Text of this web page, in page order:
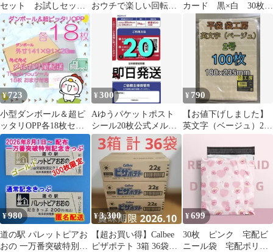
セット お試しセッ
ト A4サイズ
33cm*26cm フタ4cm
梱包資材 宅配ビニー
ル袋 ポリ袋 ラッピ
ング ワンタッチ カ
ラー
おウチで楽しい回転寿
司 D-6755
カード 黒×白 30枚
シンプル【匿名配送】2
枚おまけします
¥723
小型ダンボール＆超ピ
ッタリOPP各18枚セッ
ト 小物 梱包資材0805
¥300
Aゆうパケットポスト
シール20枚公式メルカ
リストアゆうゆうメル
カリ便資材
¥ 790
【お値下げしました】
英文字（ベージュ）2号
（大サイズ）100枚
¥980
道の駅 パレットピアお
おの 一万番突破特別記
¥3,300
【超お買い得】Calbee
ピザポテト 3箱 36袋セ
¥699
30枚 ピンク 宅配ビ
ニール袋 宅配ポリ袋